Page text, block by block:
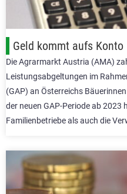
Geld kommt aufs Konto
Die Agrarmarkt Austria (AMA)
Leistungsabgeltungen im
(GAP) an Österreichs
der neuen GAP-Periode ab 2023
Familienbetriebe als auch die